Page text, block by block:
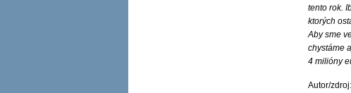
tento rok.
ktorých
Aby sme
chystáme
4 milióny
Autor/